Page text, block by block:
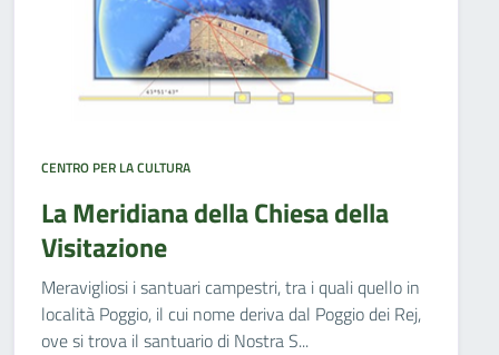
CENTRO PER LA CULTURA
La Meridiana della Chiesa della
Visitazione
Meravigliosi i santuari campestri, tra i quali quello in
località Poggio, il cui nome deriva dal Poggio dei Rej,
ove si trova il santuario di Nostra S...